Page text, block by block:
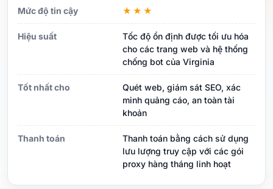
Mức độ tin cậy ★★★
Hiệu suất
Tốc độ ổn định được tối ưu hóa
cho các trang web và hệ thống
chống bot của Virginia
Tốt nhất cho
Quét web, giám sát SEO, xác
minh quảng cáo, an toàn tài
khoản
Thanh toán
Thanh toán bằng cách sử dụng
lưu lượng truy cập với các gói
proxy hàng tháng linh hoạt